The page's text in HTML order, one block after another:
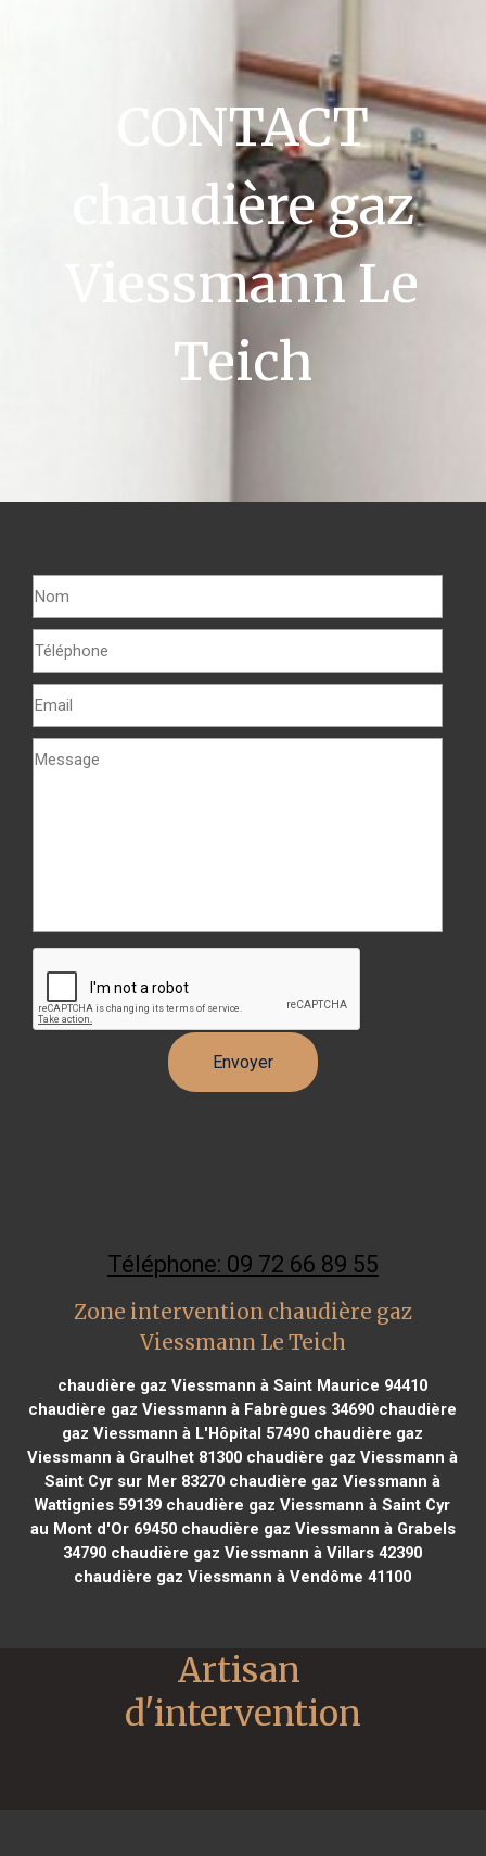
CONTACT
chaudière gaz
Viessmann Le
Teich
Téléphone: 09 72 66 89 55
Zone intervention chaudière gaz
Viessmann Le Teich
chaudière gaz Viessmann à Saint Maurice 94410
chaudière gaz Viessmann à Fabrègues 34690 chaudière
gaz Viessmann à L'Hôpital 57490 chaudière gaz
Viessmann à Graulhet 81300 chaudière gaz Viessmann à
Saint Cyr sur Mer 83270 chaudière gaz Viessmann à
Wattignies 59139 chaudière gaz Viessmann à Saint Cyr
au Mont d'Or 69450chaudière gaz Viessmann à Grabels
34790 chaudière gaz Viessmann à Villars 42390
chaudière gaz Viessmann à Vendôme 41100
Artisan
d'intervention